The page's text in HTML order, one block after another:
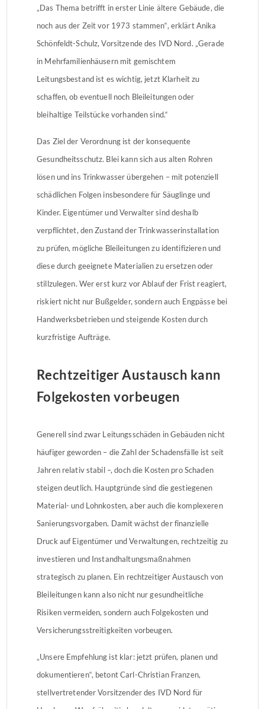
„Das Thema betrifft in erster Linie ältere Gebäude, die
noch aus der Zeit vor 1973 stammen“, erklärt Anika
Schönfeldt-Schulz, Vorsitzende des IVD Nord. „Gerade
in Mehrfamilienhäusern mit gemischtem
Leitungsbestand ist es wichtig, jetzt Klarheit zu
schaffen, ob eventuell noch Bleileitungen oder
bleihaltige Teilstücke vorhanden sind.“
Das Ziel der Verordnung ist der konsequente
Gesundheitsschutz. Blei kann sich aus alten Rohren
lösen und ins Trinkwasser übergehen – mit potenziell
schädlichen Folgen insbesondere für Säuglinge und
Kinder. Eigentümer und Verwalter sind deshalb
verpflichtet, den Zustand der Trinkwasserinstallation
zu prüfen, mögliche Bleileitungen zu identifizieren und
diese durch geeignete Materialien zu ersetzen oder
stillzulegen. Wer erst kurz vor Ablauf der Frist reagiert,
riskiert nicht nur Bußgelder, sondern auch Engpässe bei
Handwerksbetrieben und steigende Kosten durch
kurzfristige Aufträge.
Rechtzeitiger Austausch kann
Folgekosten vorbeugen
Generell sind zwar Leitungsschäden in Gebäuden nicht
häufiger geworden – die Zahl der Schadensfälle ist seit
Jahren relativ stabil –, doch die Kosten pro Schaden
steigen deutlich. Hauptgründe sind die gestiegenen
Material- und Lohnkosten, aber auch die komplexeren
Sanierungsvorgaben. Damit wächst der finanzielle
Druck auf Eigentümer und Verwaltungen, rechtzeitig zu
investieren und Instandhaltungsmaßnahmen
strategisch zu planen. Ein rechtzeitiger Austausch von
Bleileitungen kann also nicht nur gesundheitliche
Risiken vermeiden, sondern auch Folgekosten und
Versicherungsstreitigkeiten vorbeugen.
„Unsere Empfehlung ist klar: jetzt prüfen, planen und
dokumentieren“, betont Carl-Christian Franzen,
stellvertretender Vorsitzender des IVD Nord für